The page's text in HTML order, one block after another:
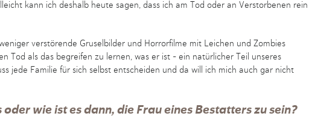
kann ich deshalb heute sagen, dass ich am Tod oder an Verstorbenen rein
verstörende Gruselbilder und Horrorfilme mit Leichen und Zombies
Tod als das begreifen zu lernen, was er ist – ein natürlicher Teil unseres
jede Familie für sich selbst entscheiden und da will ich mich auch gar nicht
wie ist es dann, die Frau eines Bestatters zu sein?